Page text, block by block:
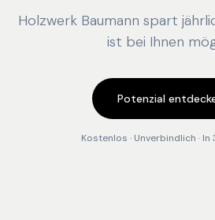
Holzwerk Baumann spart
ist bei Ihnen
Potenzial
Kostenlos · Unverbindlich · In